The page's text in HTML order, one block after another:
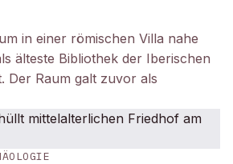
in einer römischen Villa nahe
älteste Bibliothek der Iberischen
Der Raum galt zuvor als